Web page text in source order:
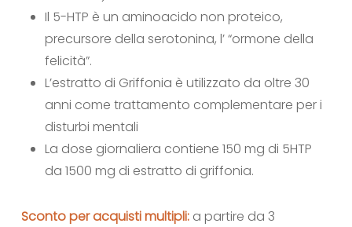
Il 5-HTP è un aminoacido non proteico,
precursore della serotonina, l’ “ormone della
felicità”.
L’estratto di Griffonia è utilizzato da oltre 30
anni come trattamento complementare per i
disturbi mentali
La dose giornaliera contiene 150 mg di 5HTP
da 1500 mg di estratto di griffonia.
Sconto per acquisti multipli: a partire da 3